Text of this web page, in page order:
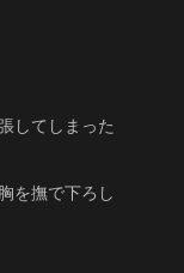
してしまった
を撫で下ろし